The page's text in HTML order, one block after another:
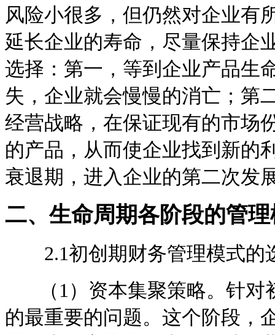
风险小很多，但仍然对企业有
延长企业的寿命，尽量保持企
选择：第一，等到企业产品生
失，企业就会慢慢的消亡；第
经营战略，在保证现有的市场
的产品，从而使企业找到新的
衰退期，进入企业的第二次发
二、生命周期各阶段的管
2.1初创期财务管理模式的
（1）资本集聚策略。针对
的最重要的问题。这个阶段，